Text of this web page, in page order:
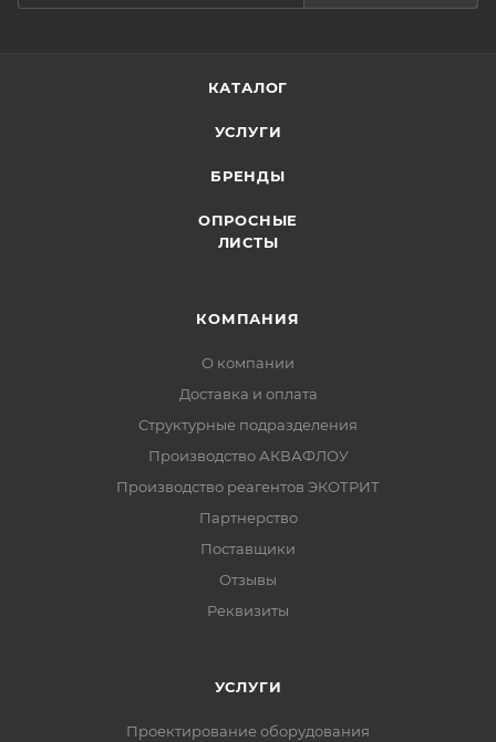
КАТАЛОГ
УСЛУГИ
БРЕНДЫ
ОПРОСНЫЕ
ЛИСТЫ
КОМПАНИЯ
О компании
Доставка и оплата
Структурные подразделения
Производство АКВАФЛОУ
Производство реагентов ЭКОТРИТ
Партнерство
Поставщики
Отзывы
Реквизиты
УСЛУГИ
Проектирование оборудования